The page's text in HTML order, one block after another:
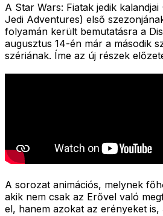
A Star Wars: Fiatak jedik
Jedi Adventures) első
folyamán került bemutatásra a
augusztus 14-én már a második
szériának. Íme az új részek
A sorozat animációs, melynek
akik nem csak az Erővel való
el, hanem azokat az erényeket is,